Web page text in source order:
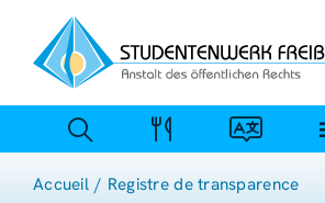
content
Accueil Registre de transparence